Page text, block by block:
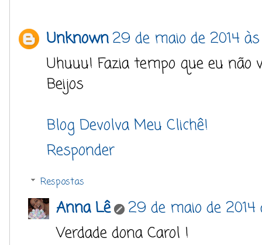
Unknown29 de maio de 2014 às
Uhuuu! Fazia tempo que eu não
Beijos
Blog Devolva Meu Clichê!
Responder
Respostas
Anna Lê
29 de maio de 2014
Verdade dona Carol !